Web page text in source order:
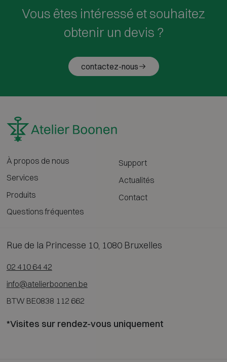
Vous êtes intéressé et souhaitez
obtenir un devis ?
contactez-nous
À propos de nous
Services
Produits
Questions fréquentes
Support
Actualités
Contact
Rue de la Princesse 10, 1080 Bruxelles
02 410 64 42
info@atelierboonen.be
BTW BE0838 112 662
*Visites sur rendez-vous uniquement